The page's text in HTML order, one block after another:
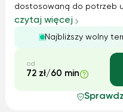
dostosowaną do potrzeb
materiału, analizie lektur,
wypowiedzi oraz
ósmoklasisty i matury.
tym na...
czytaj więcej
Najbliższy wolny
od
72 zł/60 min